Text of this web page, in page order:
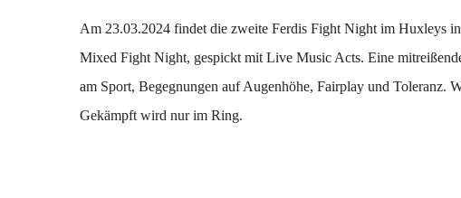
Am 23.03.2024 findet die zweite Ferdis Fight Night im Huxleys
Mixed Fight Night, gespickt mit Live Music Acts. Eine
am Sport, Begegnungen auf Augenhöhe, Fairplay und
Gekämpft wird nur im Ring.